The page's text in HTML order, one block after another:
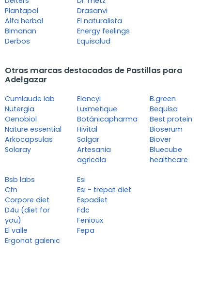
Plantapol
Alfa herbal
Bimanan
Derbos
Drasanvi
El naturalista
Energy feelings
Equisalud
Otras marcas destacadas de Pastillas para
Adelgazar
Cumlaude lab
Nutergia
Oenobiol
Nature essential
Arkocapsulas
Solaray
Elancyl
Luxmetique
Botánicapharma
Hivital
Solgar
Artesania
agricola
B.green
Bequisa
Best protein
Bioserum
Biover
Bluecube
healthcare
Bsb labs
Cfn
Corpore diet
D4u (diet for
you)
El valle
Ergonat galenic
Esi
Esi - trepat diet
Espadiet
Fdc
Fenioux
Fepa